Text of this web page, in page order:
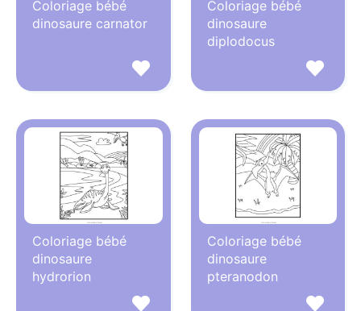
Coloriage bébé
dinosaure carnator
Coloriage bébé
dinosaure
diplodocus
Coloriage bébé
dinosaure
hydrorion
Coloriage bébé
dinosaure
pteranodon